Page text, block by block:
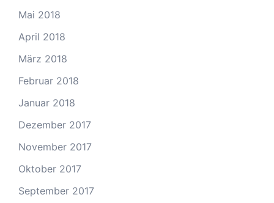
Mai 2018
April 2018
März 2018
Februar 2018
Januar 2018
Dezember 2017
November 2017
Oktober 2017
September 2017